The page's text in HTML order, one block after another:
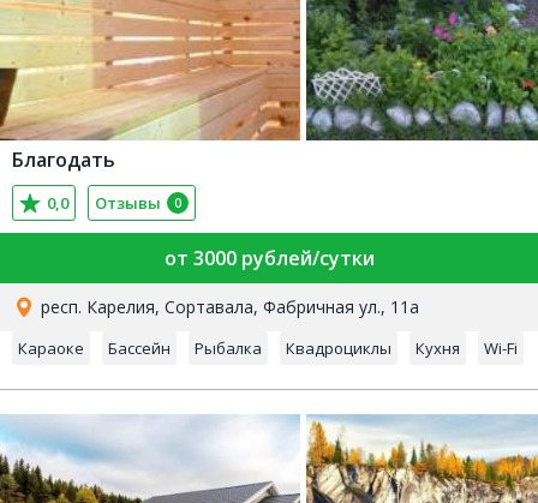
Благодать
0,0 Отзывы 0
от 3000 рублей/сутки
респ. Карелия, Сортавала, Фабричная ул., 11а
Караоке Бассейн Рыбалка Квадроциклы Кухня Wi-Fi